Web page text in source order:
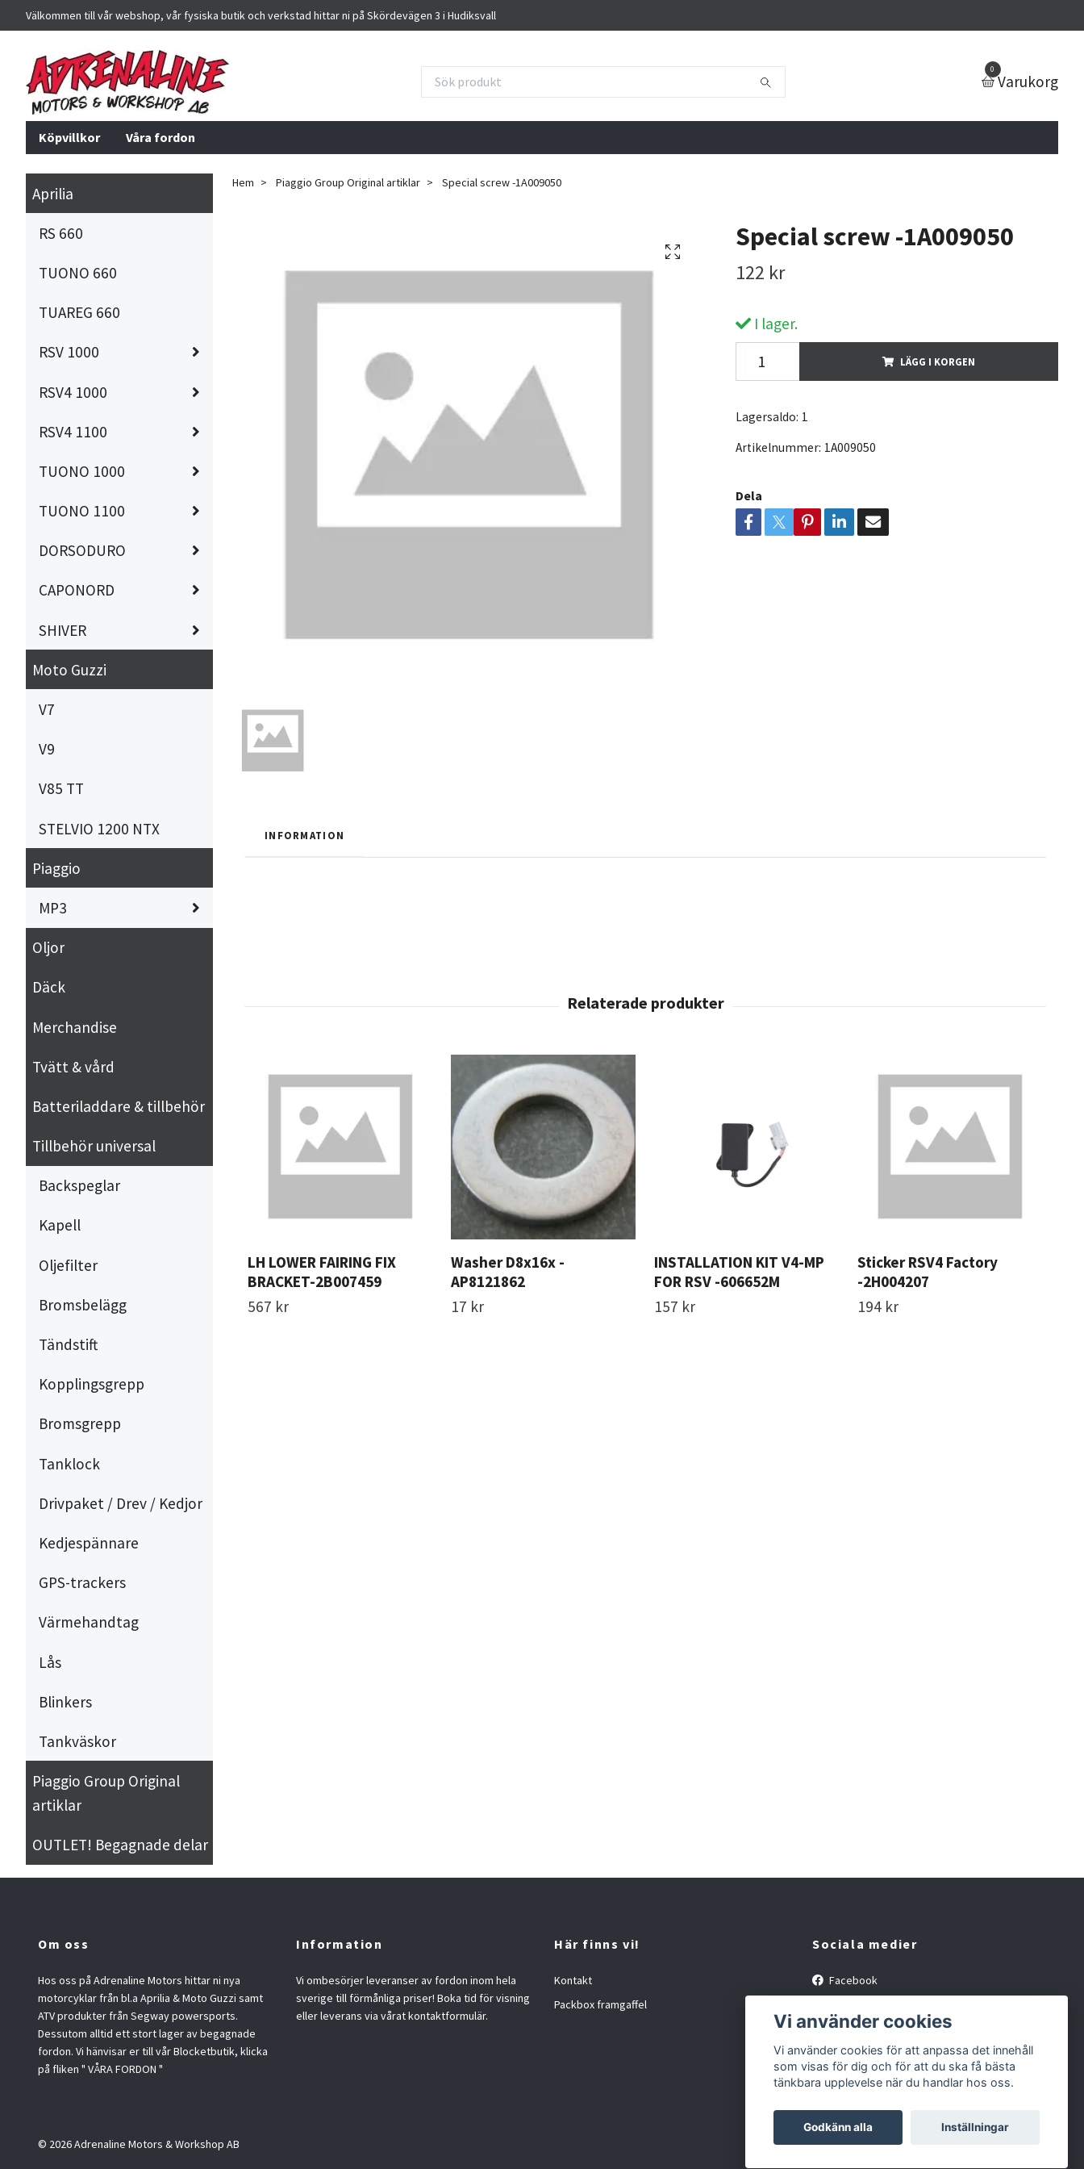
Välkommen till vår webshop, vår fysiska butik och verkstad hittar ni på Skördevägen 3 i Hudiksvall
0
Varukorg
Köpvillkor Våra fordon
Aprilia
RS 660
TUONO 660
TUAREG 660
RSV 1000
RSV4 1000
RSV4 1100
TUONO 1000
TUONO 1100
DORSODURO
CAPONORD
SHIVER
Moto Guzzi
V7
V9
V85 TT
STELVIO 1200 NTX
Piaggio
MP3
Oljor
Däck
Merchandise
Tvätt & vård
Batteriladdare & tillbehör
Tillbehör universal
Backspeglar
Kapell
Oljefilter
Bromsbelägg
Tändstift
Kopplingsgrepp
Bromsgrepp
Tanklock
Drivpaket / Drev / Kedjor
Kedjespännare
GPS-trackers
Värmehandtag
Lås
Blinkers
Tankväskor
Piaggio Group Original
artiklar
OUTLET! Begagnade delar
Hem Piaggio Group Original artiklar Special screw -1A009050
Special screw -1A009050
122 kr
I lager.
LÄGG I KORGEN
Lagersaldo: 1
Artikelnummer: 1A009050
Dela
INFORMATION
LH LOWER FAIRING FIX
BRACKET-2B007459
567 kr
Washer D8x16x -
AP8121862
17 kr
INSTALLATION KIT V4-MP
FOR RSV -606652M
157 kr
Sticker RSV4 Factory
-2H004207
194 kr
Om oss
Hos oss på Adrenaline Motors hittar ni nya
motorcyklar från bl.a Aprilia & Moto Guzzi samt
ATV produkter från Segway powersports.
Dessutom alltid ett stort lager av begagnade
fordon. Vi hänvisar er till vår Blocketbutik, klicka
på fliken " VÅRA FORDON "
Information
Vi ombesörjer leveranser av fordon inom hela
sverige till förmånliga priser! Boka tid för visning
eller leverans via vårat kontaktformulär.
Här finns vi!
Kontakt
Packbox framgaffel
Sociala medier
Facebook
© 2026 Adrenaline Motors & Workshop AB
Vi använder cookies
Vi använder cookies för att anpassa det innehåll
som visas för dig och för att du ska få bästa
tänkbara upplevelse när du handlar hos oss.
Godkänn alla Inställningar